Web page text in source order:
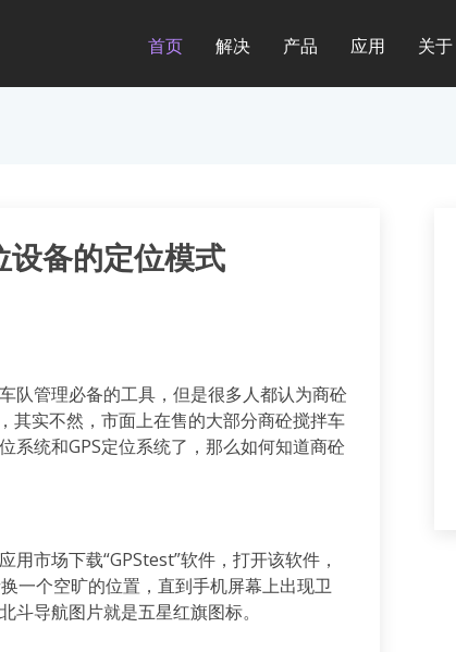
首页 解决 产品 应用 关于
设备的定位模式
队管理必备的工具，但是很多人都认为商砼
其实不然，市面上在售的大部分商砼搅拌车
系统和GPS定位系统了，那么如何知道商砼
市场下载“GPStest”软件，打开该软件，
一个空旷的位置，直到手机屏幕上出现卫
斗导航图片就是五星红旗图标。